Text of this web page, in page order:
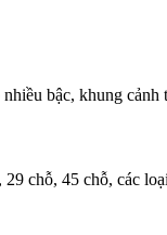
bậc, khung cảnh
chỗ, 45 chỗ, các